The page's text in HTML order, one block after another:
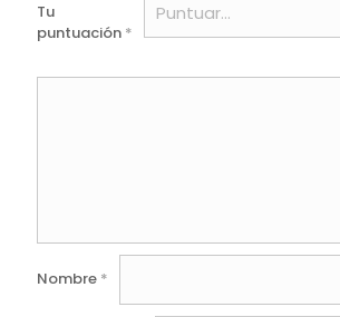
Tu
puntuación *
Nombre *